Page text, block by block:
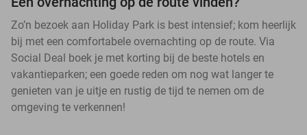
Zo’n bezoek aan Holiday Park is best intensief; kom heerlijk
bij met een comfortabele overnachting op de route. Via
Social Deal boek je met korting bij de beste hotels en
vakantieparken; een goede reden om nog wat langer te
genieten van je uitje en rustig de tijd te nemen om de
omgeving te verkennen!